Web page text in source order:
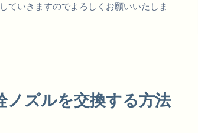
ていきますのでよろしくお願いいたしま
ノズルを交換する方法